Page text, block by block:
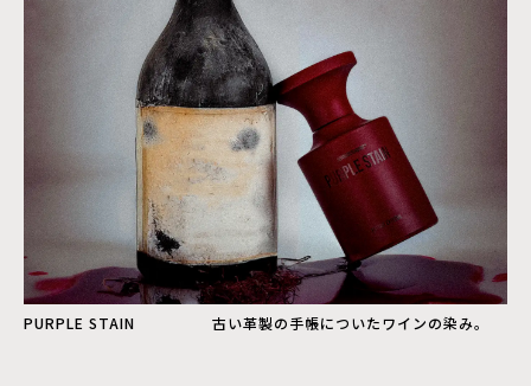
PURPLE STAIN 古い革製の手帳についたワインの染み。